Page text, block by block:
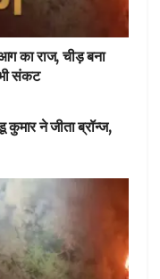
का राज, चीड़ बना
संकट
ने जीता ब्रॉन्ज,